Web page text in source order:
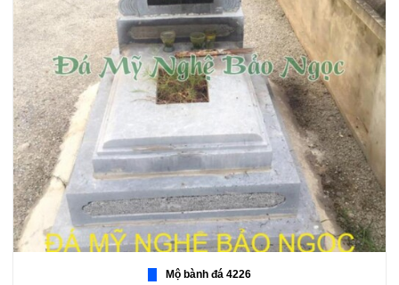
Mộ bành đá 4226